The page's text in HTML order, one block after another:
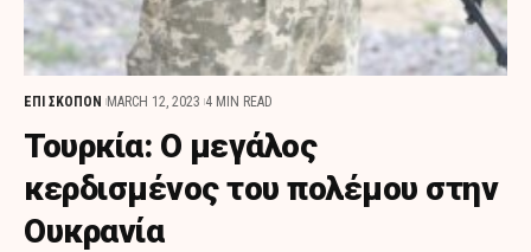
ΕΠΙ ΣΚΟΠΟΝ MARCH 12, 2023 4 MIN READ
Τουρκία: Ο μεγάλος
κερδισμένος του πολέμου στην
Ουκρανία